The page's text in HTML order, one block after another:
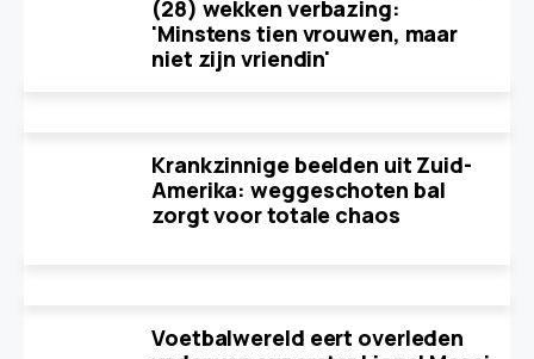
(28) wekken verbazing:
'Minstens tien vrouwen, maar
niet zijn vriendin'
Krankzinnige beelden uit Zuid-
Amerika: weggeschoten bal
zorgt voor totale chaos
Voetbalwereld eert overleden